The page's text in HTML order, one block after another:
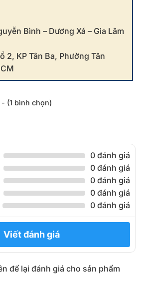
Bình – Dương Xá – Gia Lâm
2, KP Tân Ba, Phường Tân
(1 bình chọn)
0 đánh giá
0 đánh giá
0 đánh giá
0 đánh giá
0 đánh giá
Viết đánh giá
để lại đánh giá cho sản phẩm